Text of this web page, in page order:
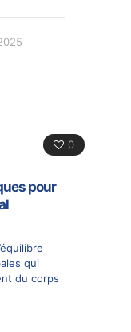
0
pour
qui
du corps